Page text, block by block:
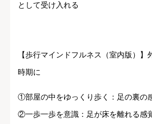
として受け入れる
【歩行マインドフルネス（室内版）】
時期に
①部屋の中をゆっくり歩く：足の裏の
②一歩一歩を意識：足が床を離れる感